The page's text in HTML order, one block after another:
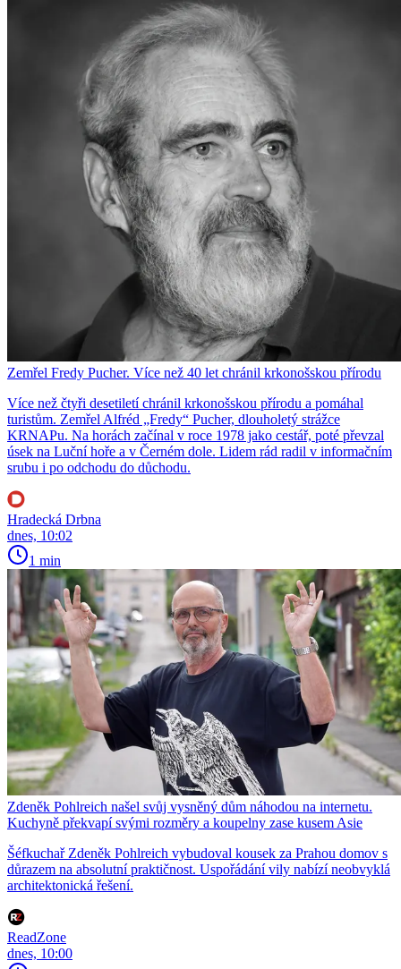
Zemřel Fredy Pucher. Více než 40 let chránil krkonošskou přírodu
Více než čtyři desetiletí chránil krkonošskou přírodu a pomáhal
turistům. Zemřel Alfréd „Fredy“ Pucher, dlouholetý strážce
KRNAPu. Na horách začínal v roce 1978 jako cestář, poté převzal
úsek na Luční hoře a v Černém dole. Lidem rád radil v informačním
srubu i po odchodu do důchodu.
Hradecká Drbna
dnes, 10:02
1 min
Zdeněk Pohlreich našel svůj vysněný dům náhodou na internetu.
Kuchyně překvapí svými rozměry a koupelny zase kusem Asie
Šéfkuchař Zdeněk Pohlreich vybudoval kousek za Prahou domov s
důrazem na absolutní praktičnost. Uspořádání vily nabízí neobvyklá
architektonická řešení.
ReadZone
dnes, 10:00